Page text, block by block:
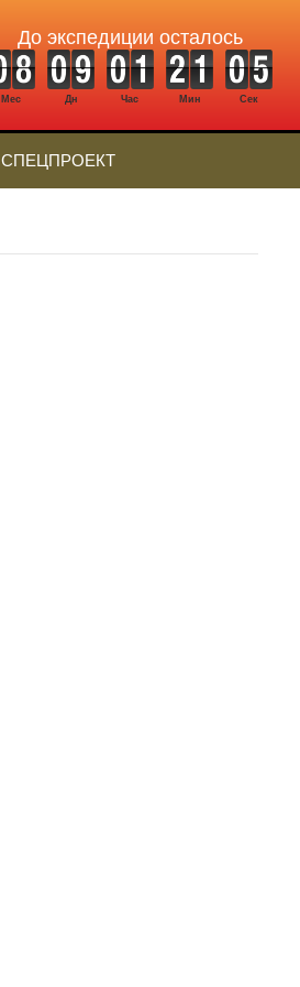
До экспедиции осталось
Мес Дн Час Мин Сек
СПЕЦПРОЕКТ